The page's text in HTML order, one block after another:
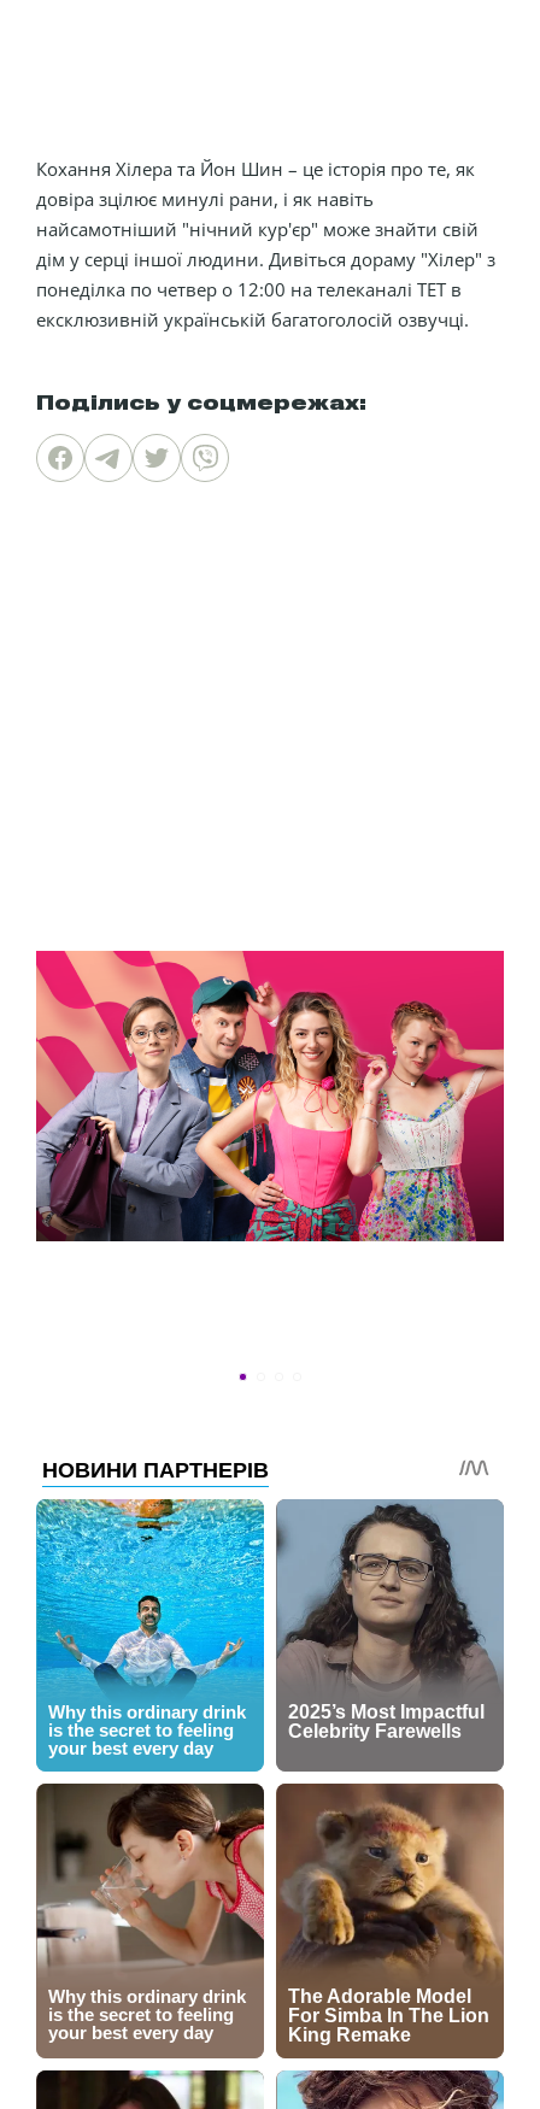
Кохання Хілера та Йон Шин – це історія про те, як
довіра зцілює минулі рани, і як навіть
найсамотніший "нічний кур'єр" може знайти свій
дім у серці іншої людини. Дивіться дораму "Хілер" з
понеділка по четвер о 12:00 на телеканалі ТЕТ в
ексклюзивній українській багатоголосій озвучці.
Поділись у соцмережах: